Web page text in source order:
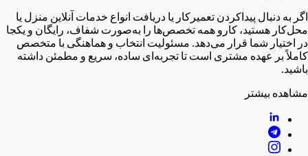
اگر به دنبال پیدا‌کردن تعمیرکار یا دریافت انواع خدمات آنلاین منزل یا
محل‌کار هستید، کارو همه تخصص‌ها را به‌صورت شفاف، رایگان و یکجا
در اختیار شما قرار می‌دهد. مسئولیت انتخاب و هماهنگی با متخصص
کاملاً بر عهده مشتری است تا تجربه‌ای ساده، سریع و مطمئن داشته
باشید.
مشاهده بیشتر